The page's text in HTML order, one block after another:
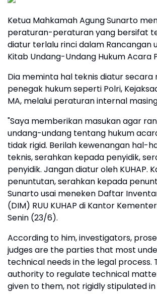
Ketua Mahkamah Agung Sunarto
peraturan-peraturan yang bersifat
diatur terlalu rinci dalam Rancangan
Kitab Undang-Undang Hukum Acara
Dia meminta hal teknis diatur secara
penegak hukum seperti Polri,
MA, melalui peraturan internal
"Saya memberikan masukan agar
undang-undang tentang hukum
tidak rigid. Berilah kewenangan hal-
teknis, serahkan kepada penyidik,
penyidik. Jangan diatur oleh KUHAP.
penuntutan, serahkan kepada
Sunarto usai meneken Daftar
(DIM) RUU KUHAP di Kantor
Senin (23/6).
According to him, investigators,
judges are the parties that most
technical needs in the legal process.
authority to regulate technical
given to them, not rigidly stipulated